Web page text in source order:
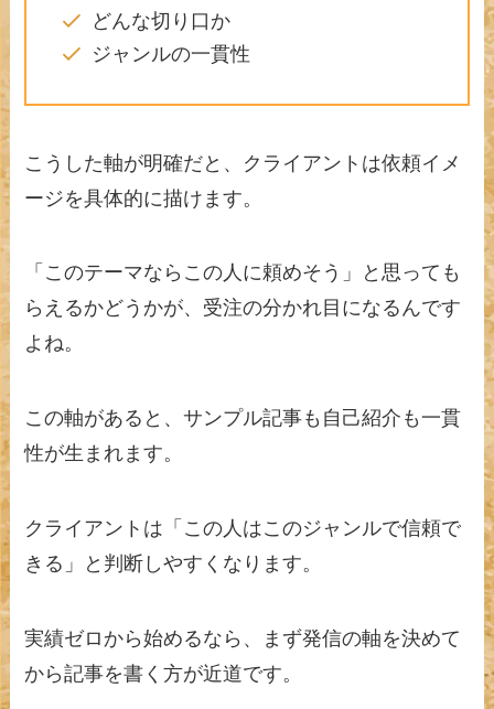
どんな切り口か
ジャンルの一貫性
こうした軸が明確だと、クライアントは依頼イメ
ージを具体的に描けます。
「このテーマならこの人に頼めそう」と思っても
らえるかどうかが、受注の分かれ目になるんです
よね。
この軸があると、サンプル記事も自己紹介も一貫
性が生まれます。
クライアントは「この人はこのジャンルで信頼で
きる」と判断しやすくなります。
実績ゼロから始めるなら、まず発信の軸を決めて
から記事を書く方が近道です。